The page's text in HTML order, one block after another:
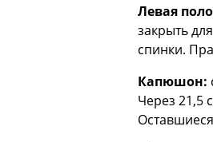
Левая
закрыть
спинки.
Капюшон:
Через 21,5